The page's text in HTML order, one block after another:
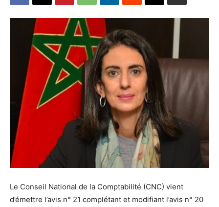
Le Conseil National de la Comptabilité (CNC) vient
d’émettre l’avis n° 21 complétant et modifiant l’avis n° 20